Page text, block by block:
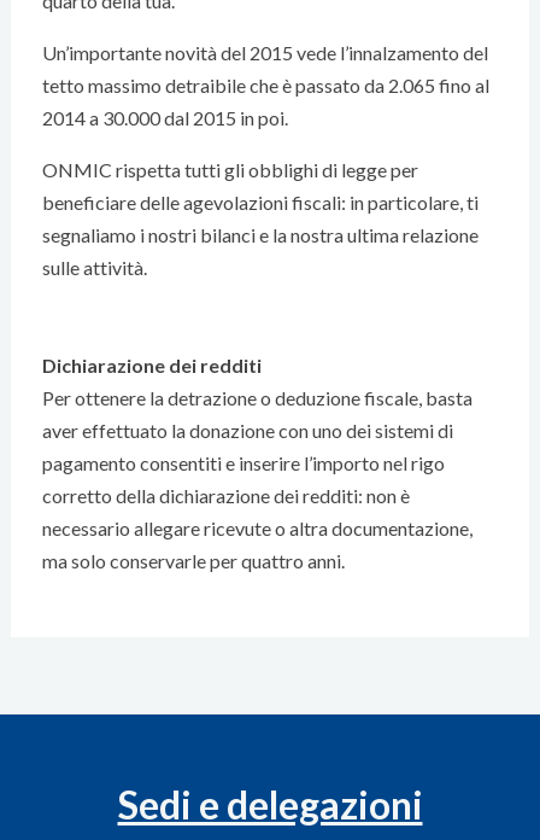
Un’importante novità del 2015 vede l’innalzamento del
tetto massimo detraibile che è passato da 2.065 fino al
2014 a 30.000 dal 2015 in poi.
ONMIC rispetta tutti gli obblighi di legge per
beneficiare delle agevolazioni fiscali: in particolare, ti
segnaliamo i nostri bilanci e la nostra ultima relazione
sulle attività.
Dichiarazione dei redditi
Per ottenere la detrazione o deduzione fiscale, basta
aver effettuato la donazione con uno dei sistemi di
pagamento consentiti e inserire l’importo nel rigo
corretto della dichiarazione dei redditi: non è
necessario allegare ricevute o altra documentazione,
ma solo conservarle per quattro anni.
Sedi e delegazioni